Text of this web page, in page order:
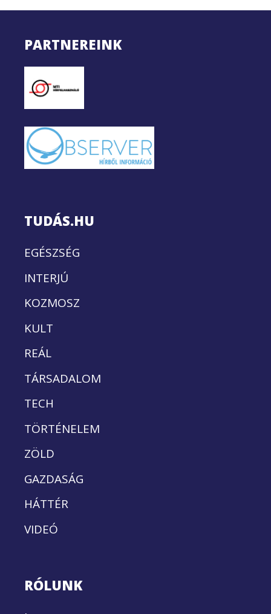
PARTNEREINK
TUDÁS.HU
EGÉSZSÉG
INTERJÚ
KOZMOSZ
KULT
REÁL
TÁRSADALOM
TECH
TÖRTÉNELEM
ZÖLD
GAZDASÁG
HÁTTÉR
VIDEÓ
RÓLUNK